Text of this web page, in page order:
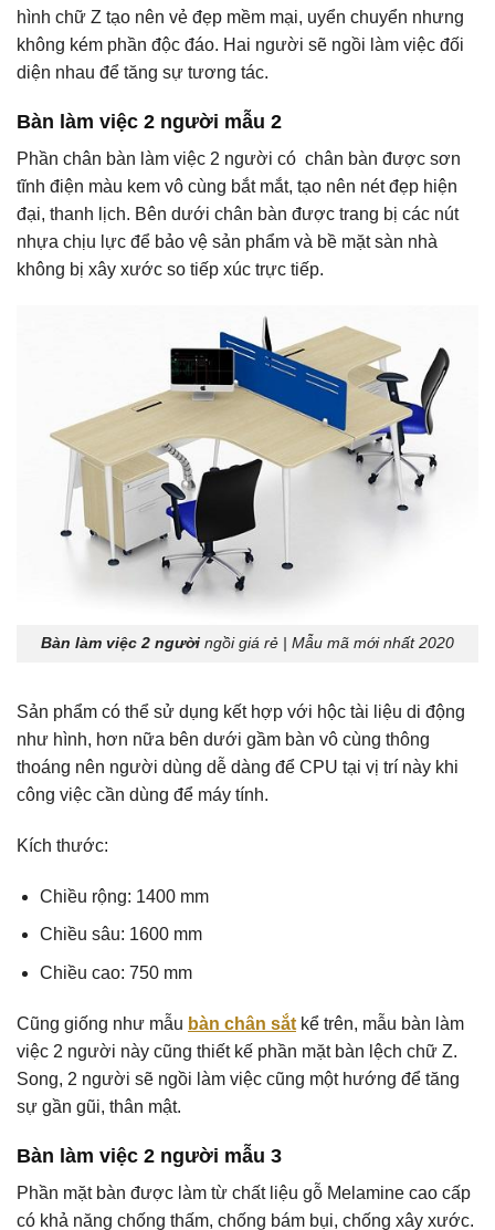
hình chữ Z tạo nên vẻ đẹp mềm mại, uyển chuyển nhưng
không kém phần độc đáo. Hai người sẽ ngồi làm việc đối
diện nhau để tăng sự tương tác.
Bàn làm việc 2 người mẫu 2
Phần chân bàn làm việc 2 người có chân bàn được sơn
tĩnh điện màu kem vô cùng bắt mắt, tạo nên nét đẹp hiện
đại, thanh lịch. Bên dưới chân bàn được trang bị các nút
nhựa chịu lực để bảo vệ sản phẩm và bề mặt sàn nhà
không bị xây xước so tiếp xúc trực tiếp.
Bàn làm việc 2 người ngồi giá rẻ | Mẫu mã mới nhất 2020
Sản phẩm có thể sử dụng kết hợp với hộc tài liệu di động
như hình, hơn nữa bên dưới gầm bàn vô cùng thông
thoáng nên người dùng dễ dàng để CPU tại vị trí này khi
công việc cần dùng để máy tính.
Kích thước:
Chiều rộng: 1400 mm
Chiều sâu: 1600 mm
Chiều cao: 750 mm
Cũng giống như mẫu bàn chân sắt kể trên, mẫu bàn làm
việc 2 người này cũng thiết kế phần mặt bàn lệch chữ Z.
Song, 2 người sẽ ngồi làm việc cũng một hướng để tăng
sự gần gũi, thân mật.
Bàn làm việc 2 người mẫu 3
Phần mặt bàn được làm từ chất liệu gỗ Melamine cao cấp
có khả năng chống thấm, chống bám bụi, chống xây xước.